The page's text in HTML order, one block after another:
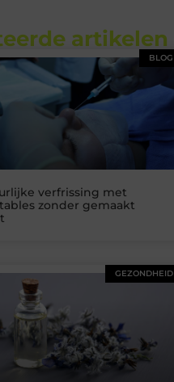
artikelen
BLOG
verfrissing met
zonder gemaakt
GEZONDHEID